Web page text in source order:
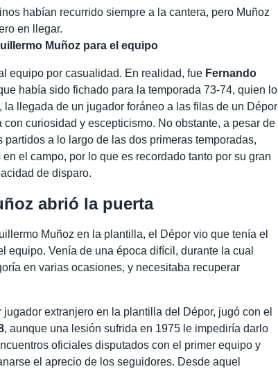
habían recurrido siempre a la cantera, pero Muñoz
en llegar.
Muñoz para el equipo
equipo por casualidad. En realidad, fue Fernando
había sido fichado para la temporada 73-74, quien lo
la llegada de un jugador foráneo a las filas de un Dépor
curiosidad y escepticismo. No obstante, a pesar de
a lo largo de las dos primeras temporadas,
el campo, por lo que es recordado tanto por su gran
de disparo.
abrió la puerta
Muñoz en la plantilla, el Dépor vio que tenía el
equipo. Venía de una época difícil, durante la cual
en varias ocasiones, y necesitaba recuperar
extranjero en la plantilla del Dépor, jugó con el
, aunque una lesión sufrida en 1975 le impediría darlo
oficiales disputados con el primer equipo y
el aprecio de los seguidores. Desde aquel